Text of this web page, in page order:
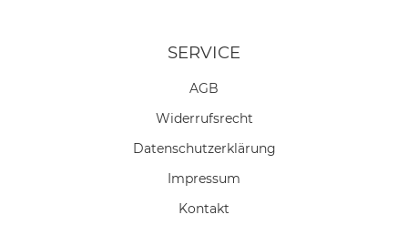
SERVICE
AGB
Widerrufs­recht
Daten­schutz­erklärung
Impressum
Kontakt